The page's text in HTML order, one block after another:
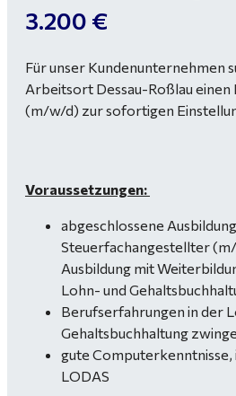
3.200 €
Für unser Kundenunternehmen
Arbeitsort Dessau-Roßlau
(m/w/d) zur sofortigen
Voraussetzungen:
abgeschlossene
Steuerfachangestellter
Ausbildung mit
Lohn- und
Berufserfahrungen in der
Gehaltsbuchhaltung
gute
LODAS